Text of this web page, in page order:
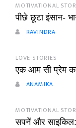
MOTIVATIONAL
पीछे छूटा इंसान-
RAVINDRA
LOVE STORIES
एक आम सी प्रेम
ANAMIKA
MOTIVATIONAL
सपनें और